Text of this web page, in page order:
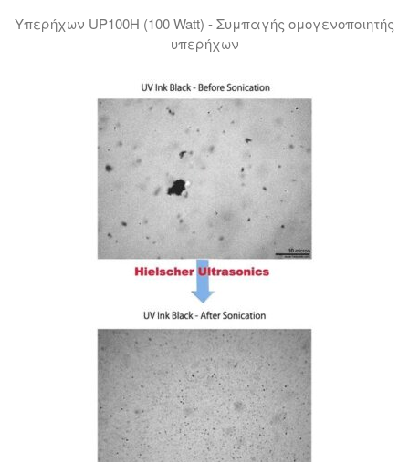
Υπερήχων UP100H (100 Watt) - Συμπαγής ομογενοποιητής
υπερήχων